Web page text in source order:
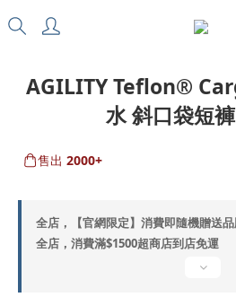
AGILITY Teflon®
水 斜口袋短
售出 2000+
全店，【官網限定】消費即隨機贈送
全店，消費滿$1500超商店到店免運